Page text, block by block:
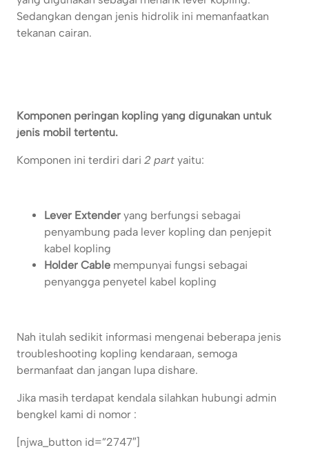
Sedangkan dengan jenis hidrolik ini memanfaatkan
tekanan cairan.
Komponen peringan kopling yang digunakan untuk
jenis mobil tertentu.
Komponen ini terdiri dari 2 part yaitu:
Lever Extender yang berfungsi sebagai
penyambung pada lever kopling dan penjepit
kabel kopling
Holder Cable mempunyai fungsi sebagai
penyangga penyetel kabel kopling
Nah itulah sedikit informasi mengenai beberapa jenis
troubleshooting kopling kendaraan, semoga
bermanfaat dan jangan lupa dishare.
Jika masih terdapat kendala silahkan hubungi admin
bengkel kami di nomor :
[njwa_button id=”2747″]